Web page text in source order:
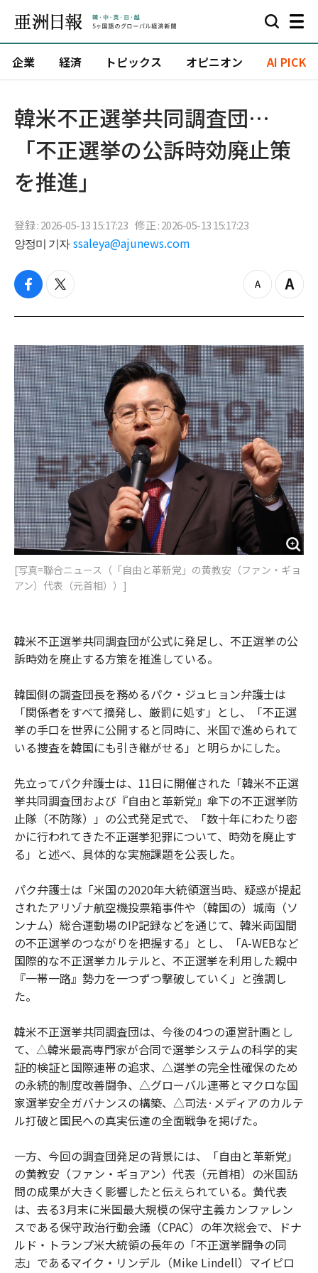
企業 経済 トピックス オピニオン AI PICK
韓米不正選挙共同調査団…
「不正選挙の公訴時効廃止策
を推進」
登録 : 2026-05-13 15:17:23 修正 : 2026-05-13 15:17:23
양정미 기자 ssaleya@ajunews.com
f
c
b
o
o
k
t
i
t
e
r
z
o
o
u
t
Z
o
i
n
[写真=聯合ニュース（「自由と革新党」の黄教安（ファン・ギョ
アン）代表（元首相））]
韓米不正選挙共同調査団が公式に発足し、不正選挙の公
訴時効を廃止する方策を推進している。
韓国側の調査団長を務めるパク・ジュヒョン弁護士は
「関係者をすべて摘発し、厳罰に処す」とし、「不正選
挙の手口を世界に公開すると同時に、米国で進められて
いる捜査を韓国にも引き継がせる」と明らかにした。
先立ってパク弁護士は、11日に開催された「韓米不正選
挙共同調査団および『自由と革新党』傘下の不正選挙防
止隊（不防隊）」の公式発足式で、「数十年にわたり密
かに行われてきた不正選挙犯罪について、時効を廃止す
る」と述べ、具体的な実施課題を公表した。
パク弁護士は「米国の2020年大統領選当時、疑惑が提起
されたアリゾナ航空機投票箱事件や（韓国の）城南（ソ
ンナム）総合運動場のIP記録などを通じて、韓米両国間
の不正選挙のつながりを把握する」とし、「A‑WEBなど
国際的な不正選挙カルテルと、不正選挙を利用した親中
『一帯一路』勢力を一つずつ撃破していく」と強調し
た。
韓米不正選挙共同調査団は、今後の4つの運営計画とし
て、△韓米最高専門家が合同で選挙システムの科学的実
証的検証と国際連帯の追求、△選挙の完全性確保のため
の永続的制度改善闘争、△グローバル連帯とマクロな国
家選挙安全ガバナンスの構築、△司法·メディアのカルテ
ル打破と国民への真実伝達の全面戦争を掲げた。
一方、今回の調査団発足の背景には、「自由と革新党」
の黄教安（ファン・ギョアン）代表（元首相）の米国訪
問の成果が大きく影響したと伝えられている。黄代表
は、去る3月末に米国最大規模の保守主義カンファレン
スである保守政治行動会議（CPAC）の年次総会で、ドナ
ルド・トランプ米大統領の長年の「不正選挙闘争の同
志」であるマイク・リンデル（Mike Lindell）マイピロ